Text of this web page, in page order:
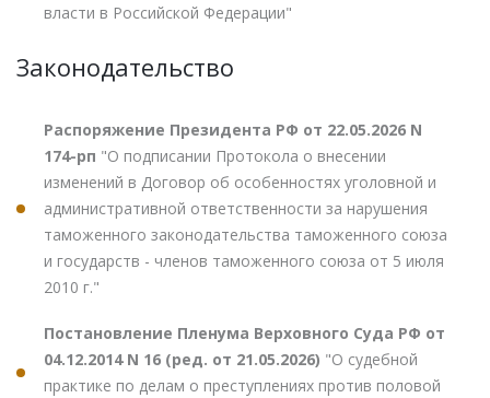
власти в Российской Федерации"
Законодательство
Распоряжение Президента РФ от 22.05.2026 N
174-рп "О подписании Протокола о внесении
изменений в Договор об особенностях уголовной и
административной ответственности за нарушения
таможенного законодательства таможенного союза
и государств - членов таможенного союза от 5 июля
2010 г."
Постановление Пленума Верховного Суда РФ от
04.12.2014 N 16 (ред. от 21.05.2026) "О судебной
практике по делам о преступлениях против половой